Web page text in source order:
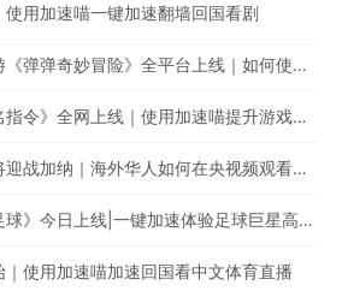
用加速喵一键加速翻墙回国看剧
竞技策略弹射冒险手游《弹弹奇妙冒险》全平台上线｜如何使用加速喵玩国服手游
卡牌RPG手游《非匿名指令》全网上线｜使用加速喵提升游戏体验
世界杯小组赛葡萄牙将迎战加纳｜海外华人如何在央视频观看C罗首秀直播？
足球策略游戏《未来足球》今日上线|一键加速体验足球巨星高能瞬间
使用加速喵加速回国看中文体育直播